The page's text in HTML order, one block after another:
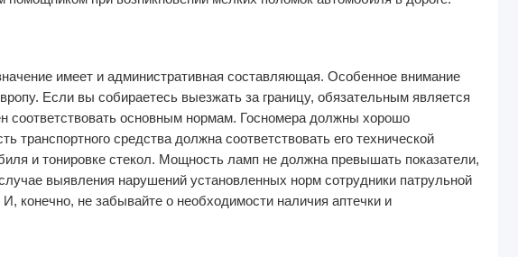
имеет и административная составляющая. Особенное внимание
Если вы собираетесь выезжать за границу, обязательным является
соответствовать основным нормам. Госномера должны хорошо
транспортного средства должна соответствовать его технической
и тонировке стекол. Мощность ламп не должна превышать показатели,
выявления нарушений установленных норм сотрудники патрульной
конечно, не забывайте о необходимости наличия аптечки и